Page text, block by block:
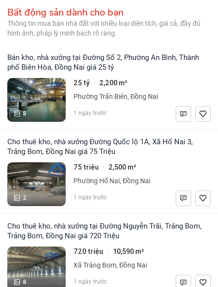
Bất động sản dành cho bạn
Thông tin mua bán nhà đất với nhiều loại diện tích, giá cả, đầy đủ
hình ảnh, pháp lý minh bạch rõ ràng.
Bán kho, nhà xưởng tại Đường Số 2, Phường An Bình, Thành
phố Biên Hòa, Đồng Nai giá 25 tỷ
8
25 tỷ · 2,200 m²
Phường Trấn Biên, Đồng Nai
1 ngày trước
Cho thuê kho, nhà xưởng Đường Quốc lộ 1A, Xã Hố Nai 3,
Trảng Bom, Đồng Nai giá 75 Triệu
2
75 triệu · 2,500 m²
Phường Hố Nai, Đồng Nai
1 ngày trước
Cho thuê kho, nhà xưởng tại Đường Nguyễn Trãi, Trảng Bom,
Trảng Bom, Đồng Nai giá 720 Triệu
8
720 triệu · 10,590 m²
Xã Trảng Bom, Đồng Nai
1 ngày trước